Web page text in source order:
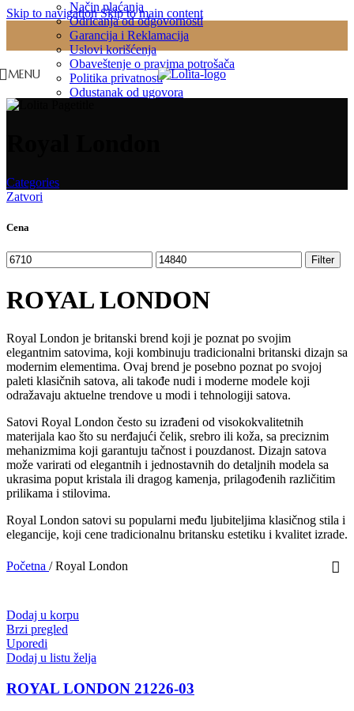
Skip to navigationSkip to main content
Način plaćanja
Odricanja od odgovornosti
Garancija i Reklamacija
Uslovi korišćenja
Obaveštenje o pravima potrošača
Politika privatnosti
Odustanak od ugovora
MENU
Categories
Zatvori
Cena
Minimalna
cena
Maksimalna
cena
Filter
ROYAL LONDON
Royal London je britanski brend koji je poznat po svojim
elegantnim satovima, koji kombinuju tradicionalni britanski dizajn sa
modernim elementima. Ovaj brend je posebno poznat po svojoj
paleti klasičnih satova, ali takođe nudi i moderne modele koji
odražavaju aktuelne trendove u modi i tehnologiji satova.
Satovi Royal London često su izrađeni od visokokvalitetnih
materijala kao što su nerđajući čelik, srebro ili koža, sa preciznim
mehanizmima koji garantuju tačnost i pouzdanost. Dizajn satova
može varirati od elegantnih i jednostavnih do detaljnih modela sa
ukrasima poput kristala ili dragog kamenja, prilagođenih različitim
prilikama i stilovima.
Royal London satovi su popularni među ljubiteljima klasičnog stila i
elegancije, koji cene tradicionalnu britansku estetiku i kvalitet izrade.
Početna / Royal London
Dodaj u korpu
Brzi pregled
Uporedi
Dodaj u listu želja
ROYAL LONDON 21226-03